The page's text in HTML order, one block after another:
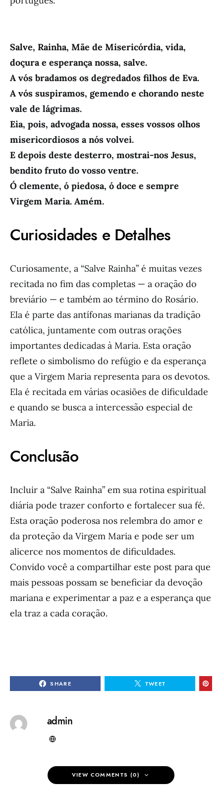
Salve, Rainha, Mãe de Misericórdia, vida,
doçura e esperança nossa, salve.
A vós bradamos os degredados filhos de Eva.
A vós suspiramos, gemendo e chorando neste
vale de lágrimas.
Eia, pois, advogada nossa, esses vossos olhos
misericordiosos a nós volvei.
E depois deste desterro, mostrai-nos Jesus,
bendito fruto do vosso ventre.
Ó clemente, ó piedosa, ó doce e sempre
Virgem Maria. Amém.
Curiosidades e Detalhes
Curiosamente, a “Salve Rainha” é muitas vezes
recitada no fim das completas — a oração do
breviário — e também ao término do Rosário.
Ela é parte das antífonas marianas da tradição
católica, juntamente com outras orações
importantes dedicadas à Maria. Esta oração
reflete o simbolismo do refúgio e da esperança
que a Virgem Maria representa para os devotos.
Ela é recitada em várias ocasiões de dificuldade
e quando se busca a intercessão especial de
Maria.
Conclusão
Incluir a “Salve Rainha” em sua rotina espiritual
diária pode trazer conforto e fortalecer sua fé.
Esta oração poderosa nos relembra do amor e
da proteção da Virgem Maria e pode ser um
alicerce nos momentos de dificuldades.
Convido você a compartilhar este post para que
mais pessoas possam se beneficiar da devoção
mariana e experimentar a paz e a esperança que
ela traz a cada coração.
SHARE TWEET
admin
VIEW COMMENTS (0)